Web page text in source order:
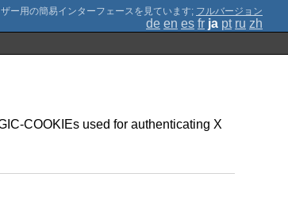
; フルバージョン
de en es fr ja pt ru zh
COOKIEs used for authenticating X